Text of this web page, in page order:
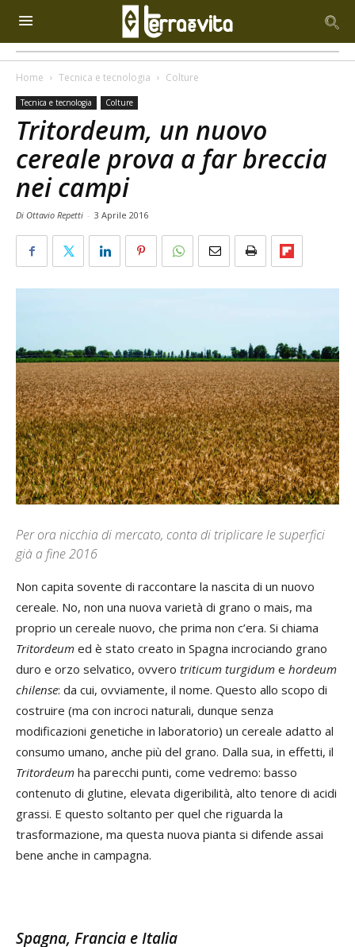
Home Tecnica e tecnologia Colture
Tecnica e tecnologia Colture
Tritordeum, un nuovo
cereale prova a far breccia
nei campi
Di Ottavio Repetti - 3 Aprile 2016
Per ora nicchia di mercato, conta di triplicare le superfici
già a fine 2016
Non capita sovente di raccontare la nascita di un nuovo
cereale. No, non una nuova varietà di grano o mais, ma
proprio un cereale nuovo, che prima non c’era. Si chiama
Tritordeum ed è stato creato in Spagna incrociando grano
duro e orzo selvatico, ovvero triticum turgidum e hordeum
chilense: da cui, ovviamente, il nome. Questo allo scopo di
costruire (ma con incroci naturali, dunque senza
modificazioni genetiche in laboratorio) un cereale adatto al
consumo umano, anche più del grano. Dalla sua, in effetti, il
Tritordeum ha parecchi punti, come vedremo: basso
contenuto di glutine, elevata digeribilità, alto tenore di acidi
grassi. E questo soltanto per quel che riguarda la
trasformazione, ma questa nuova pianta si difende assai
bene anche in campagna.
Spagna, Francia e Italia